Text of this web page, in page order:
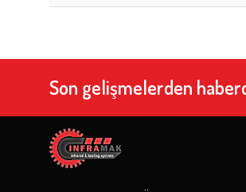
Son gelişmelerden